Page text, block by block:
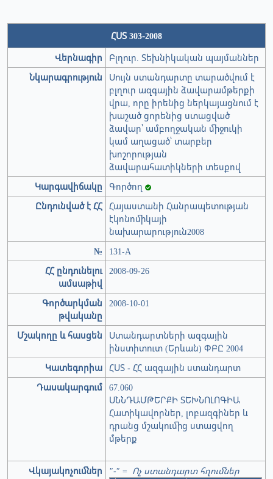
ՀՍՏ 303-2008
Վերնագիր
Բլղուր. Տեխնիկական պայմաններ
Նկարագրություն
Սույն ստանդարտը տարածվում է
բլղուր ազգային ձավարամթերքի
վրա, որը իրենից ներկայացնում է
խաշած ցորենից ստացված
ձավար՝ ամբողջական միջուկի
կամ աղացած՝ տարբեր
խոշորության
ձավարահատիկների տեսքով
Կարգավիճակը
Գործող
Ընդունված է ՀՀ Հայաստանի Հանրապետության
էկոնոմիկայի
նախարարություն2008
№
131-А
ՀՀ ընդունելու
ամսաթիվ
2008-09-26
Գործարկման
թվականը
2008-10-01
Մշակողը և հասցեն
Ստանդարտների ազգային
ինստիտուտ (Երևան) ՓԲԸ 2004
Կատեգորիա ՀՍՏ - ՀՀ ազգային ստանդարտ
Դասակարգում 67.060
ՍՆՆԴԱՄԹԵՐՔԻ ՏԵԽՆՈԼՈԳԻԱ
Հատիկավորներ, լոբազգիներ և
դրանց մշակումից ստացվող
մթերք
Վկայակոչումներ "-" = Ոչ ստանդարտ հղումներ